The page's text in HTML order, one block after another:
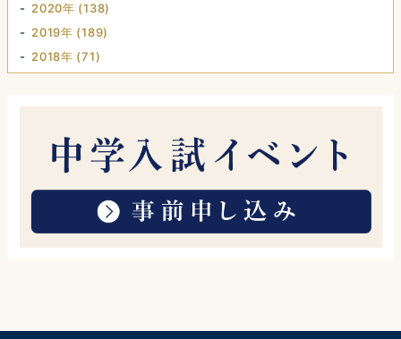
2020年 (138)
2019年 (189)
2018年 (71)